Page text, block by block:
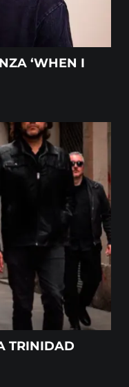
‘WHEN I
TRINIDAD